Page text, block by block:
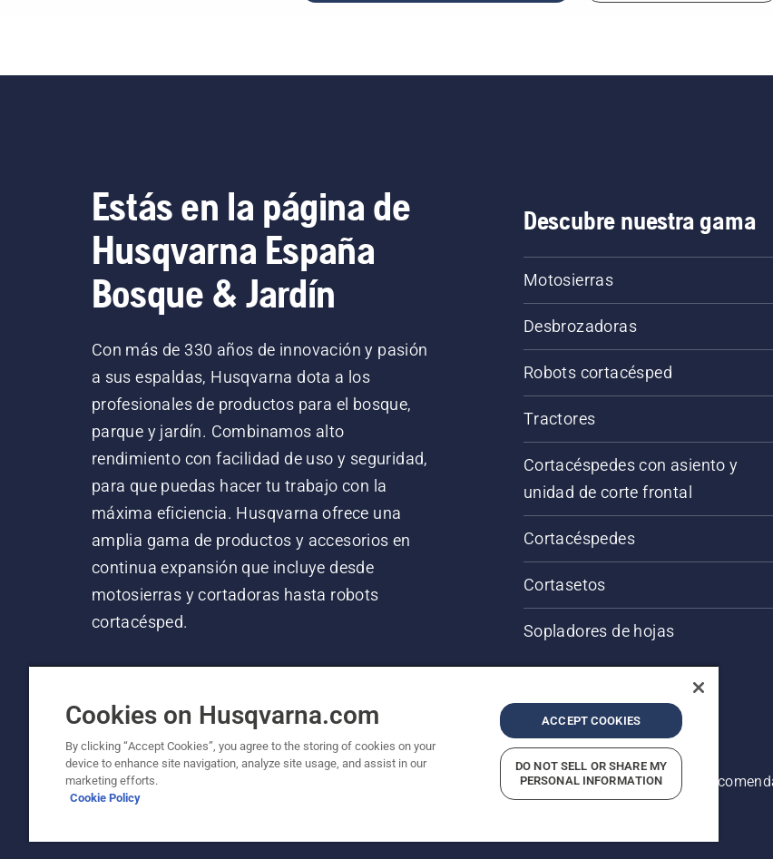
Estás en la página de
Husqvarna España
Bosque & Jardín
Con más de 330 años de innovación y pasión
a sus espaldas, Husqvarna dota a los
profesionales de productos para el bosque,
parque y jardín. Combinamos alto
rendimiento con facilidad de uso y seguridad,
para que puedas hacer tu trabajo con la
máxima eficiencia. Husqvarna ofrece una
amplia gama de productos y accesorios en
continua expansión que incluye desde
motosierras y cortadoras hasta robots
cortacésped.
Descubre nuestra gama
Motosierras
Desbrozadoras
Robots cortacésped
Tractores
Cortacéspedes con asiento y
unidad de corte frontal
Cortacéspedes
Cortasetos
Sopladores de hojas
© Husqvarna AB (publ). Todos los derechos reservados. Los precios indicados son precios
Política de cookies Denunciar presuntas infracciones
Cookies on Husqvarna.com
By clicking “Accept Cookies”, you agree to the storing of cookies on your
device to enhance site navigation, analyze site usage, and assist in our
marketing efforts.
Cookie Policy
ACCEPT COOKIES
DO NOT SELL OR SHARE MY
PERSONAL INFORMATION